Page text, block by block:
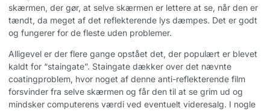
skærmen, der gør, at selve skærmen er lettere at se, når den er
tændt, da meget af det reflekterende lys dæmpes. Det er godt
og fungerer for de fleste uden problemer.
Alligevel er der flere gange opstået det, der populært er blevet
kaldt for “staingate”. Staingate dækker over det nævnte
coatingproblem, hvor noget af denne anti-reflekterende film
forsvinder fra selve skærmen og får den til at se grim ud og
mindsker computerens værdi ved eventuelt videresalg. I nogle